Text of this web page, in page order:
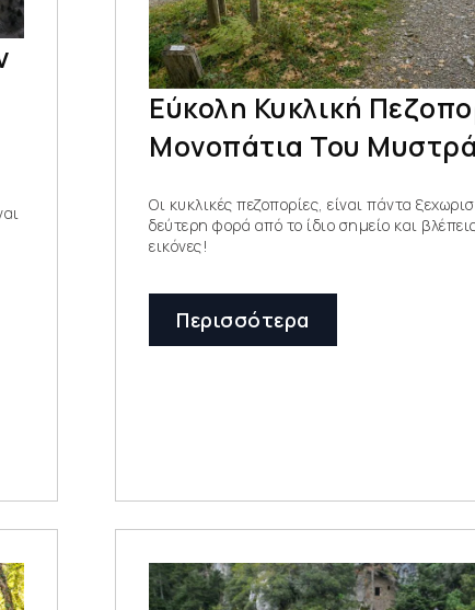
Εύκολη Κυκλική
Μονοπάτια Του Μυστρά
Οι κυκλικές πεζοπορίες, είναι πάντα
δεύτερη φορά από το ίδιο σημείο και
εικόνες!
Περισσότερα